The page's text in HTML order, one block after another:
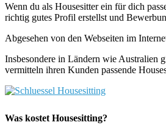
Wenn du als Housesitter ein für dich
richtig gutes Profil erstellst und
Abgesehen von den Webseiten im
Insbesondere in Ländern wie Australien
vermitteln ihren Kunden passende
Was kostet Housesitting?